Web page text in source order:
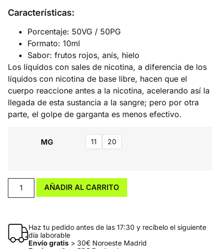
Características:
Porcentaje: 50VG / 50PG
Formato: 10ml
Sabor: frutos rojos, anís, hielo
Los líquidos con sales de nicotina, a diferencia de los
líquidos con nicotina de base libre, hacen que el
cuerpo reaccione antes a la nicotina, acelerando así la
llegada de esta sustancia a la sangre; pero por otra
parte, el golpe de garganta es menos efectivo.
MG 11 20
AÑADIR AL CARRITO
Haz tu pedido antes de las 17:30 y recíbelo el siguiente
día laborable
Envío gratis> 30€ Noroeste Madrid